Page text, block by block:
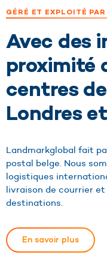
GÉRÉ ET EXPLOITÉ
Avec des
proximité
centres
Londres
Landmarkglobal fait
postal belge. Nous
logistiques
livraison de courrier
destinations.
En savoir plus